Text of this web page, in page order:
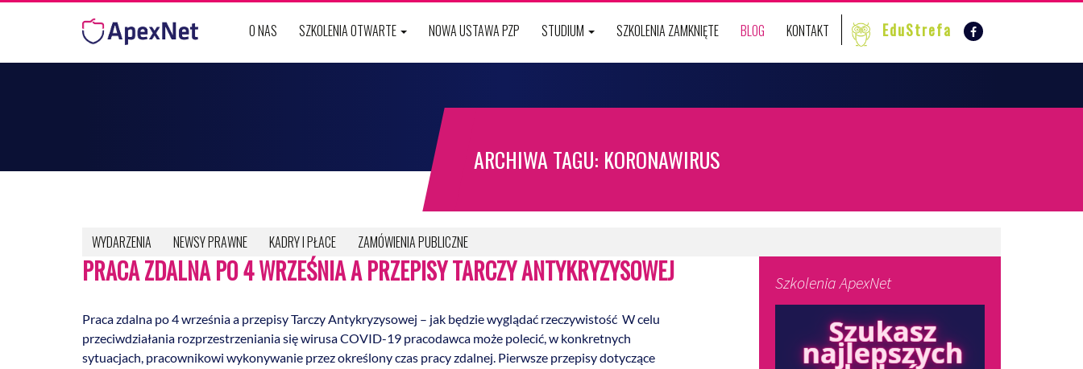
Przejdź do treści
O NAS SZKOLENIA OTWARTE NOWA USTAWA PZP STUDIUM SZKOLENIA ZAMKNIĘTE BLOG KONTAKT EduStrefa
ARCHIWA TAGU: KORONAWIRUS
WYDARZENIA NEWSY PRAWNE KADRY I PŁACE ZAMÓWIENIA PUBLICZNE
PRACA ZDALNA PO 4 WRZEŚNIA A PRZEPISY TARCZY ANTYKRYZYSOWEJ
Praca zdalna po 4 września a przepisy Tarczy Antykryzysowej – jak będzie wyglądać rzeczywistość W celu
przeciwdziałania rozprzestrzeniania się wirusa COVID-19 pracodawca może polecić, w konkretnych
sytuacjach, pracownikowi wykonywanie przez określony czas pracy zdalnej. Pierwsze przepisy dotyczące
Szkolenia ApexNet